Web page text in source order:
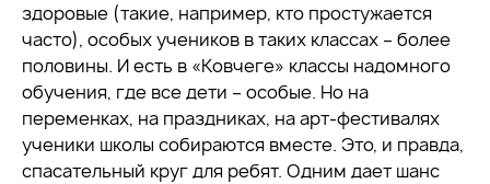
здоровые (такие, например, кто простужается
часто), особых учеников в таких классах – более
половины. И есть в «Ковчеге» классы надомного
обучения, где все дети – особые. Но на
переменках, на праздниках, на арт-фестивалях
ученики школы собираются вместе. Это, и правда,
спасательный круг для ребят. Одним дает шанс